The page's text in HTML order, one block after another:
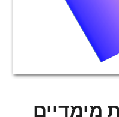
מימדיים